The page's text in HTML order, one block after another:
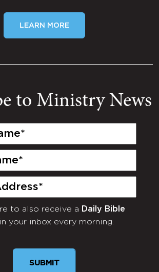
LEARN MORE
to Ministry News
to also receive a Daily Bible
in your inbox every morning.